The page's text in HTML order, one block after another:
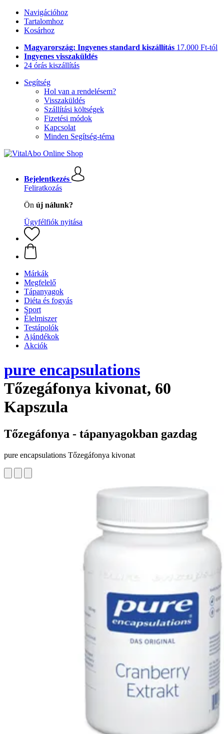
Navigációhoz
Tartalomhoz
Kosárhoz
Magyarország: Ingyenes standard kiszállítás 17.000 Ft-tól
Ingyenes visszaküldés
24 órás kiszállítás
Segítség
Hol van a rendelésem?
Visszaküldés
Szállítási költségek
Fizetési módok
Kapcsolat
Minden Segítség-téma
Bejelentkezés
Feliratkozás
Ön új nálunk?
Ügyfélfiók nyitása
Márkák
Megfelelő
Tápanyagok
Diéta és fogyás
Sport
Élelmiszer
Testápolók
Ajándékok
Akciók
pure encapsulations
Tőzegáfonya kivonat, 60
Kapszula
Tőzegáfonya - tápanyagokban gazdag
pure encapsulations Tőzegáfonya kivonat